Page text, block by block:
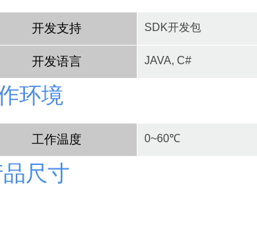
开发支持 SDK开发包
开发语言 JAVA, C#
环境
工作温度 0~60℃
尺寸